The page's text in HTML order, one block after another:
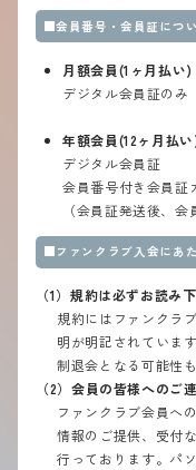
■会員番号・会員証につ
月額会員(1ヶ月払い)
デジタル会員証のみ
年額会員(12ヶ月払
デジタル会員証
会員番号付き会員証
（会員証発送後、会
■ファンクラブ入会にあ
（1）規約は必ずお読み
規約にはファンクラ
明が明記されていま
制退会となる可能性
（2）会員の皆様へのご
ファンクラブ会員へ
情報のご提供、受付
行っております。パ